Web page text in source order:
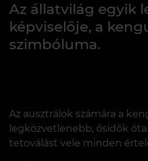
Az állatvilág egyik
képviselője, a
szimbóluma.
Az ausztrálok számára a
legközvetlenebb, ősidők
tetoválást vele minden